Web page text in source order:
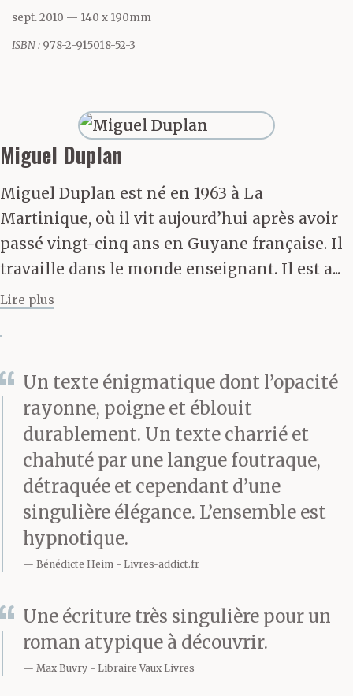
quelques ampoules
d’adrénaline, des
la boîte à piqûres, sèche
et bleutée. Elle échange
au loin quelques mots
avec sa mère, une
banalité, ultimes
recommandations pour
le dîner des filles qui ne
rentrées. Et elle
s’esclaffe devant les
mimiques du chat
installé sur le gros
canapé et tout en riant
recherche, fébrile, les
clés de la voiture et elle
s’énerve un peu et les
agitant, retrouvées
enfin, raconte à sa mère
sept. 2010 — 140 x 190mm
ISBN : 978-2-915018-52-3
Miguel Duplan
Miguel Duplan est né en 1963 à La
Martinique, où il vit aujourd’hui après avoir
passé vingt-cinq ans en Guyane française. Il
travaille dans le monde enseignant. Il est a...
Lire plus
Un texte énigmatique dont l’opacité
rayonne, poigne et éblouit
durablement. Un texte charrié et
chahuté par une langue foutraque,
détraquée et cependant d’une
singulière élégance. L’ensemble est
hypnotique.
Bénédicte Heim Livres-addict.fr
Une écriture très singulière pour un
roman atypique à découvrir.
Max Buvry Libraire Vaux Livres